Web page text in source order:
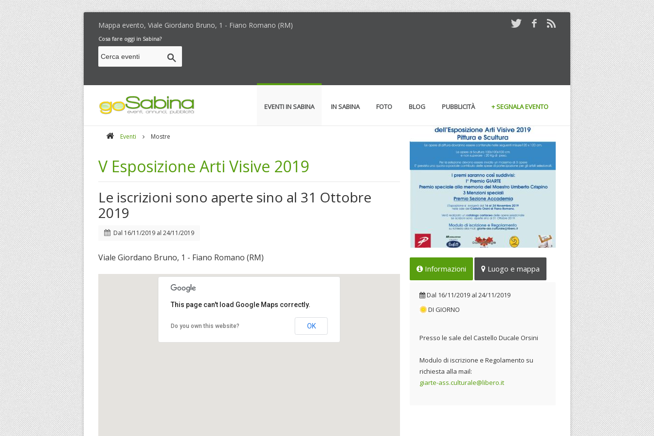
Mappa evento, Viale Giordano Bruno, 1 - Fiano Romano (RM)
Cosa fare oggi in Sabina?
EVENTI IN SABINA IN SABINA FOTO BLOG PUBBLICITÀ + SEGNALA EVENTO
Eventi Mostre
V Esposizione Arti Visive 2019
Le iscrizioni sono aperte sino al 31 Ottobre
2019
Dal 16/11/2019 al 24/11/2019
Viale Giordano Bruno, 1 - Fiano Romano (RM)
This page can't load Google Maps correctly.
Do you own this website? OK
Le iscrizioni sono aperte sino al 31
Ottobre 2019
Dal 16/11/2019 al 24/11/2019
Informazioni Luogo e mappa
Dal 16/11/2019 al 24/11/2019
DI GIORNO
Presso le sale del Castello Ducale Orsini
Modulo di iscrizione e Regolamento su
richiesta alla mail:
giarte-ass.culturale@libero.it